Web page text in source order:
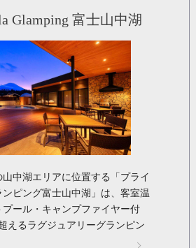
Glamping 富士山中湖
中湖エリアに位置する「プライ
ピング富士山中湖」は、客室温
ール・キャンプファイヤー付
えるラグジュアリーグランピン